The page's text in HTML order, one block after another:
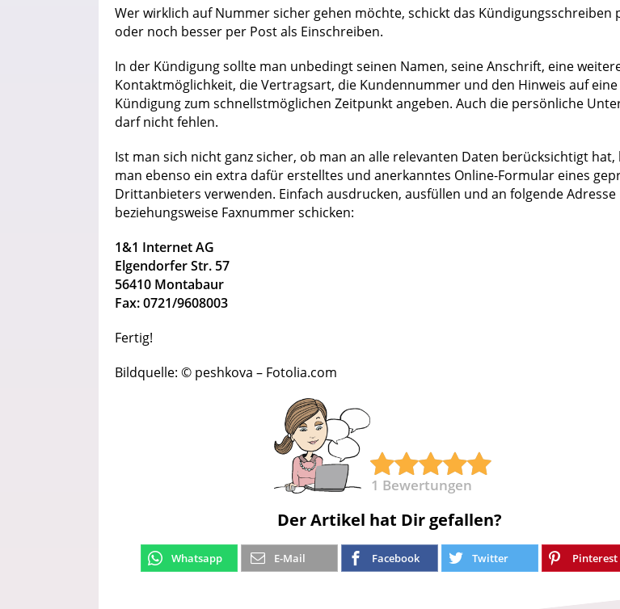
Wer wirklich auf Nummer sicher gehen möchte, schickt das Kündigungsschreiben
oder noch besser per Post als Einschreiben.
In der Kündigung sollte man unbedingt seinen Namen, seine Anschrift, eine
Kontaktmöglichkeit, die Vertragsart, die Kundennummer und den Hinweis auf eine
Kündigung zum schnellstmöglichen Zeitpunkt angeben. Auch die persönliche
darf nicht fehlen.
Ist man sich nicht ganz sicher, ob man an alle relevanten Daten berücksichtigt hat,
man ebenso ein extra dafür erstelltes und anerkanntes Online-Formular eines
Drittanbieters verwenden. Einfach ausdrucken, ausfüllen und an folgende Adresse
beziehungsweise Faxnummer schicken:
1&1 Internet AG
Elgendorfer Str. 57
56410 Montabaur
Fax: 0721/9608003
Fertig!
Bildquelle: © peshkova – Fotolia.com
1 Bewertungen
Der Artikel hat Dir gefallen?
Whatsapp E-Mail Facebook Twitter Pinterest
Produkttester werden und